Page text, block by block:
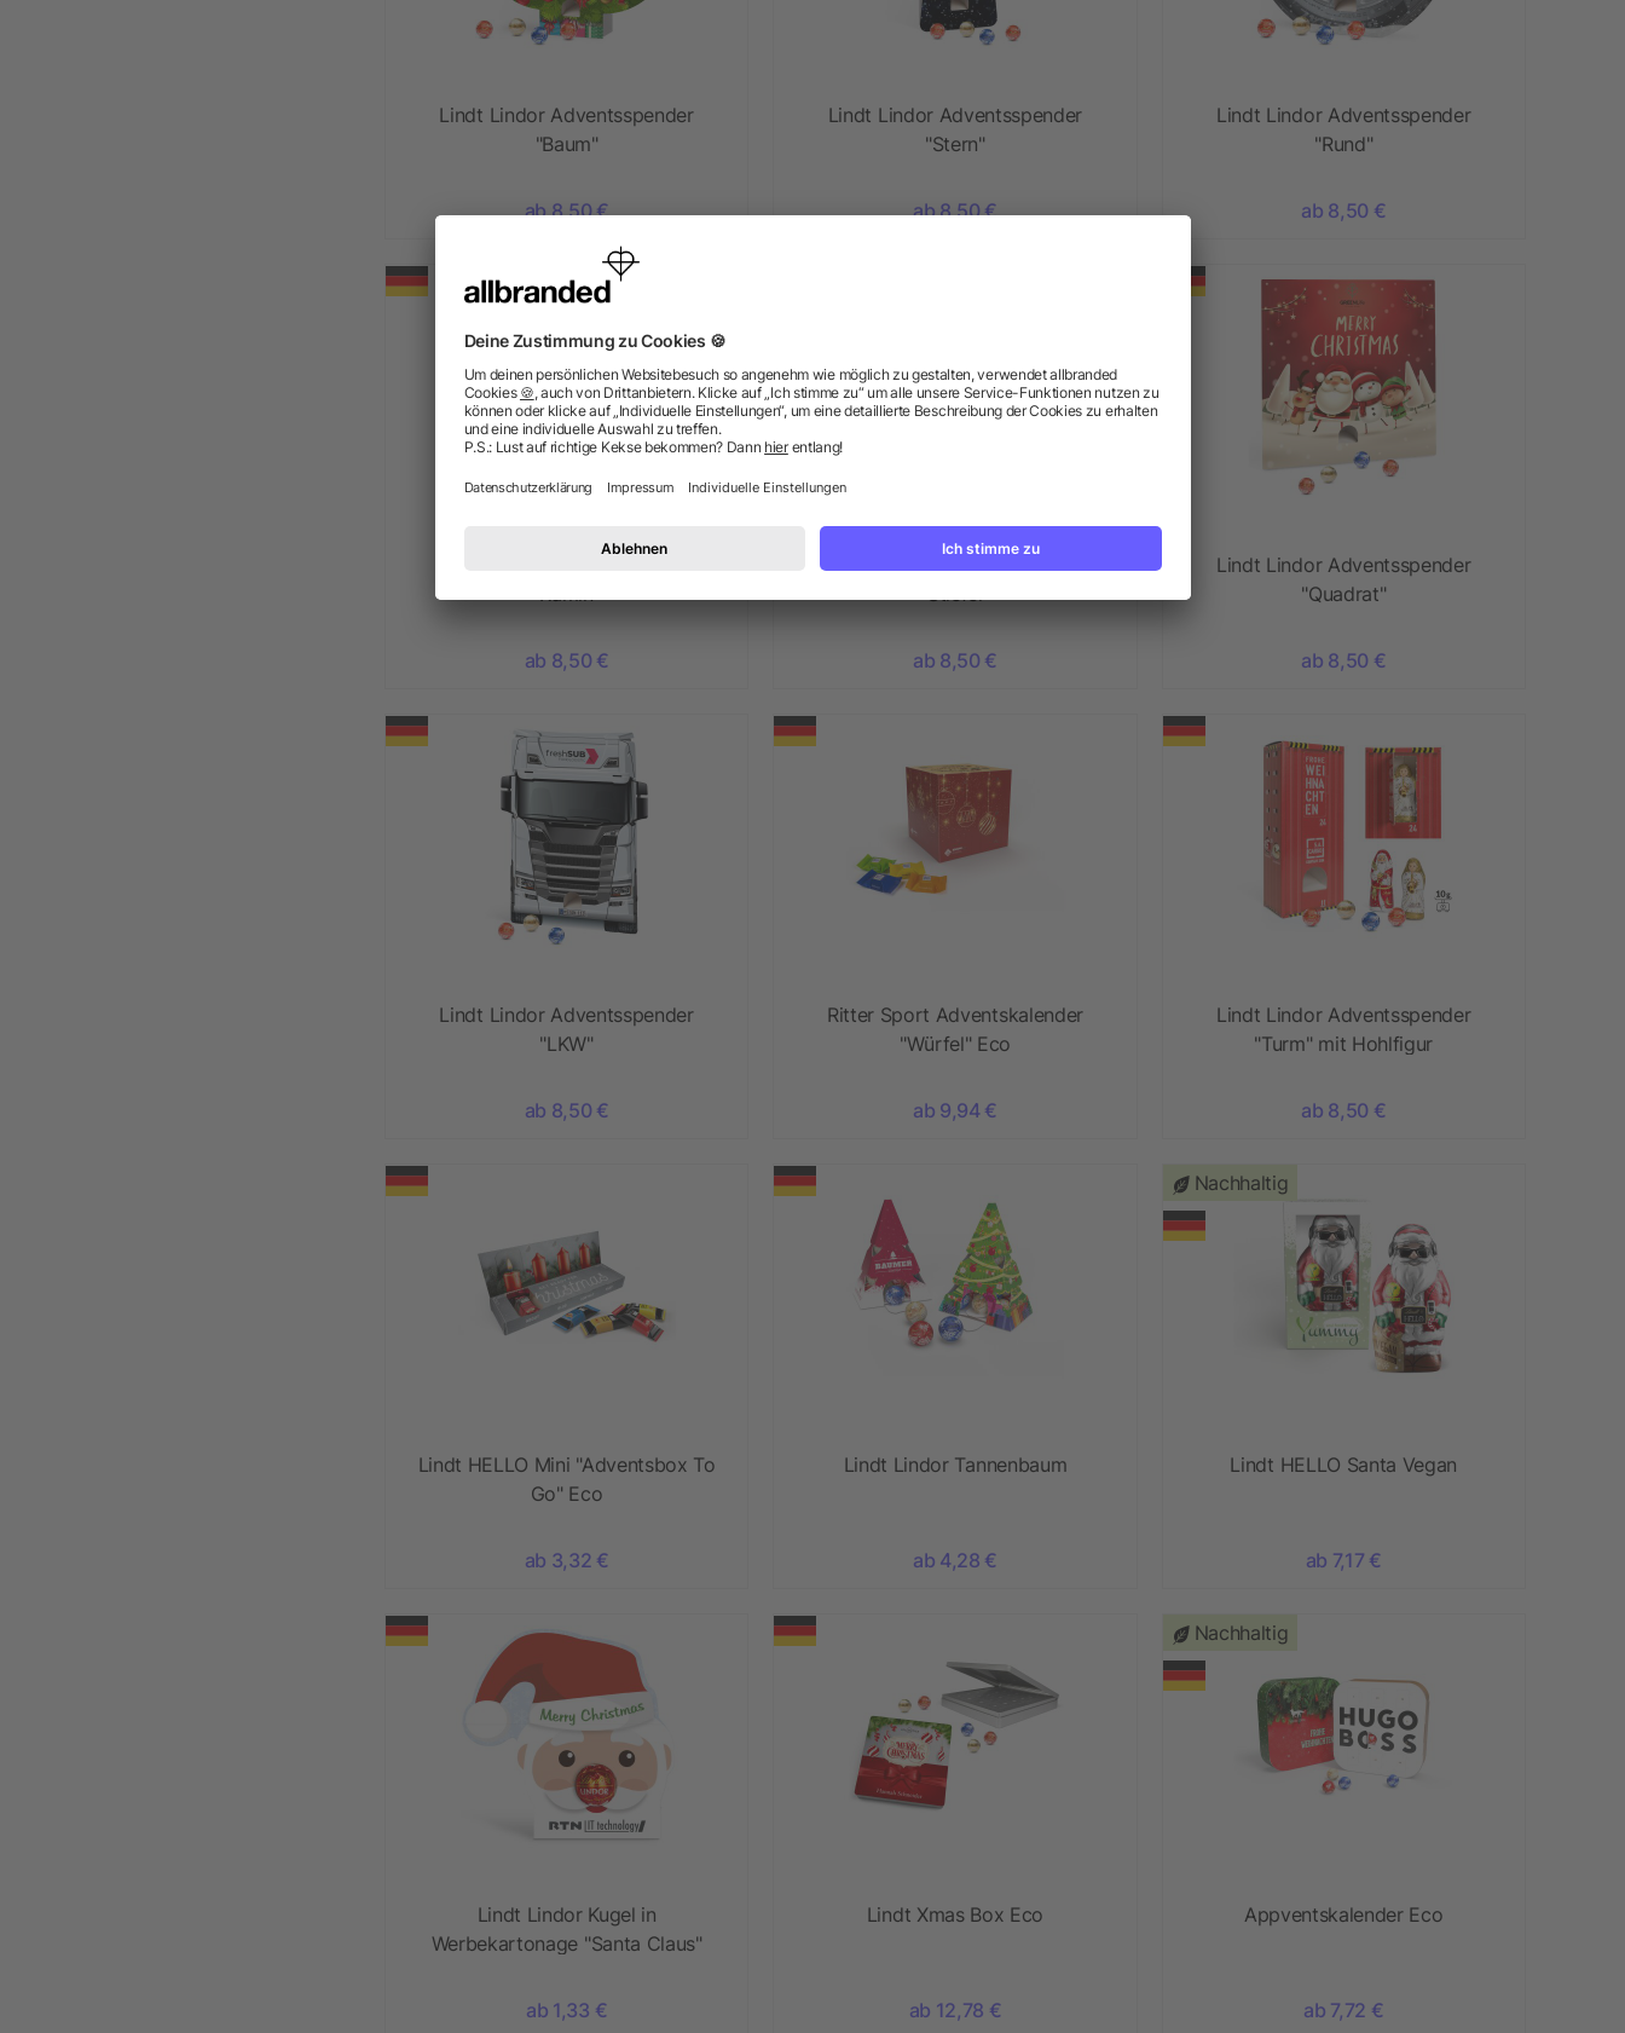
Lindt Lindor Adventsspender
"Baum"
ab 8,50 €
Lindt Lindor Adventsspender
"Stern"
ab 8,50 €
Lindt Lindor Adventsspender
"Rund"
ab 8,50 €
ab 8,50 € ab 8,50 €
Lindt Lindor Adventsspender
"Quadrat"
ab 8,50 €
Lindt Lindor Adventsspender
"LKW"
ab 8,50 €
Ritter Sport Adventskalender
"Würfel" Eco
ab 9,94 €
Lindt Lindor Adventsspender
"Turm" mit Hohlfigur
ab 8,50 €
Lindt HELLO Mini "Adventsbox To
Go" Eco
ab 3,32 €
Lindt Lindor Tannenbaum
ab 4,28 €
Nachhaltig
Lindt HELLO Santa Vegan
ab 7,17 €
Lindt Lindor Kugel in
Werbekartonage "Santa Claus"
ab 1,33 €
Lindt Xmas Box Eco
ab 12,78 €
Nachhaltig
Appventskalender Eco
ab 7,72 €